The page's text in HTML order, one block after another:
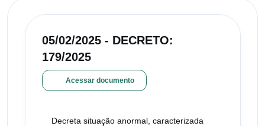
05/02/2025 - DECRETO:
179/2025
Acessar documento
Decreta situação anormal, caracterizada